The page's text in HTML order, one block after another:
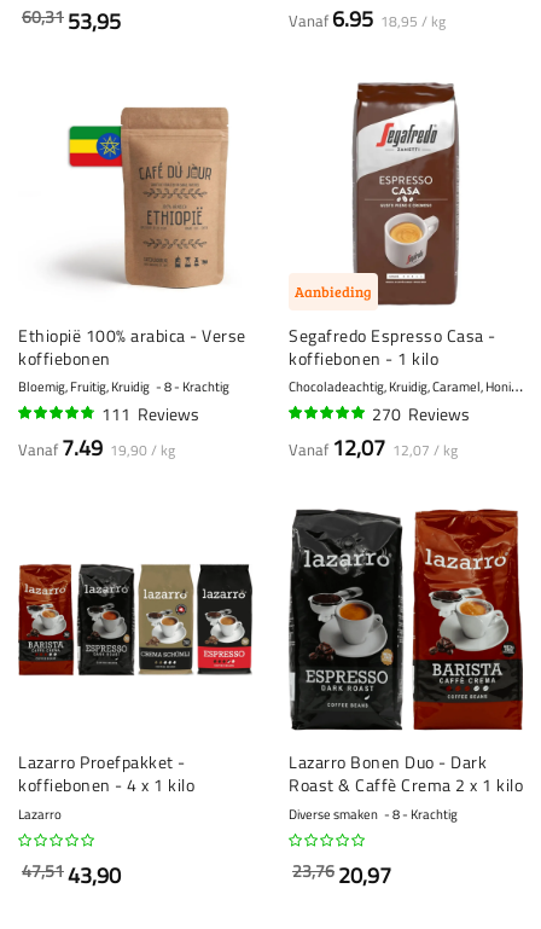
53,95
60,31 Vanaf 6.95 18,95 / kg
Ethiopië 100% arabica - Verse
koffiebonen
Bloemig, Fruitig, Kruidig 8 - Krachtig
111 Reviews
Vanaf 7.49 19,90 / kg
Aanbieding
Segafredo Espresso Casa -
koffiebonen - 1 kilo
C
hocoladeachtig, Kruidig, Caramel, Honing, Amandelen
270 Reviews
Vanaf 12,07 12,07 / kg
Lazarro Proefpakket -
koffiebonen - 4 x 1 kilo
Lazarro
43,90
47,51
Lazarro Bonen Duo - Dark
Roast & Caffè Crema 2 x 1 kilo
Diverse smaken 8 - Krachtig
20,97
23,76